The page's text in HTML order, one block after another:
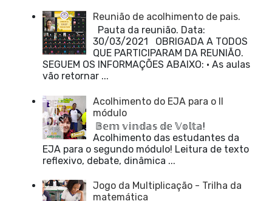
Reunião de acolhimento de pais.
Pauta da reunião. Data:
30/03/2021 OBRIGADA A TODOS
QUE PARTICIPARAM DA REUNIÃO.
SEGUEM OS INFORMAÇÕES ABAIXO: • As aulas
vão retornar ...
Acolhimento do EJA para o II
módulo
𝔹𝕖𝕞 𝕧𝕚𝕟𝕕𝕒𝕤 𝕕𝕖 𝕍𝕠𝕝𝕥𝕒!
Acolhimento das estudantes da
EJA para o segundo módulo! Leitura de texto
reflexivo, debate, dinâmica ...
Jogo da Multiplicação - Trilha da
matemática